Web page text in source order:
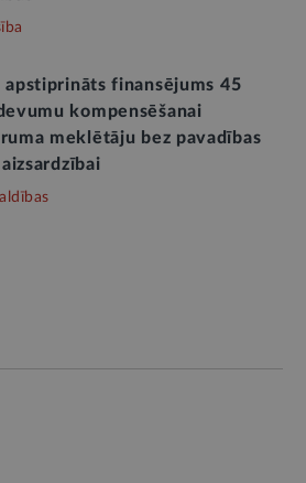
apstiprināts finansējums 45
kompensēšanai
meklētāju bez pavadības